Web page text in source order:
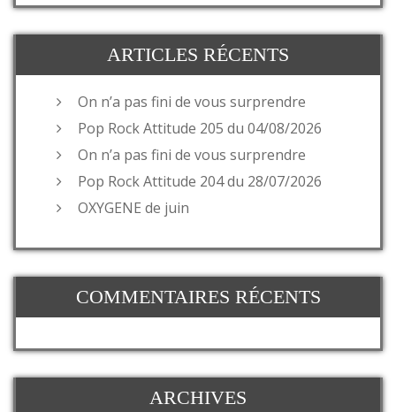
ARTICLES RÉCENTS
On n’a pas fini de vous surprendre
Pop Rock Attitude 205 du 04/08/2026
On n’a pas fini de vous surprendre
Pop Rock Attitude 204 du 28/07/2026
OXYGENE de juin
COMMENTAIRES RÉCENTS
ARCHIVES